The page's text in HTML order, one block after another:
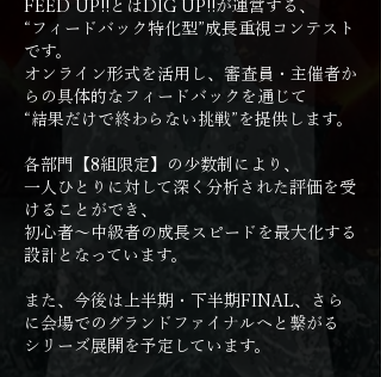
FEED UP!!とはDIG UP!!が運営する、
“フィードバック特化型”成長重視コンテスト
です。
オンライン形式を活用し、審査員・主催者か
らの具体的なフィードバックを通じて
“結果だけで終わらない挑戦”を提供します。
各部門【8組限定】の少数制により、
一人ひとりに対して深く分析された評価を受
けることができ、
初心者〜中級者の成長スピードを最大化する
設計となっています。
また、今後は上半期・下半期FINAL、さら
に会場でのグランドファイナルへと繋がる
シリーズ展開を予定しています。